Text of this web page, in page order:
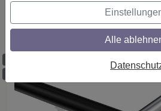
Aluminium / Metall in 20
Modell PRESTIGE -
Alle